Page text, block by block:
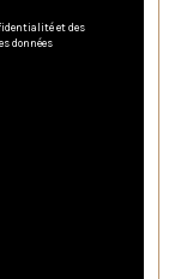
et des
données